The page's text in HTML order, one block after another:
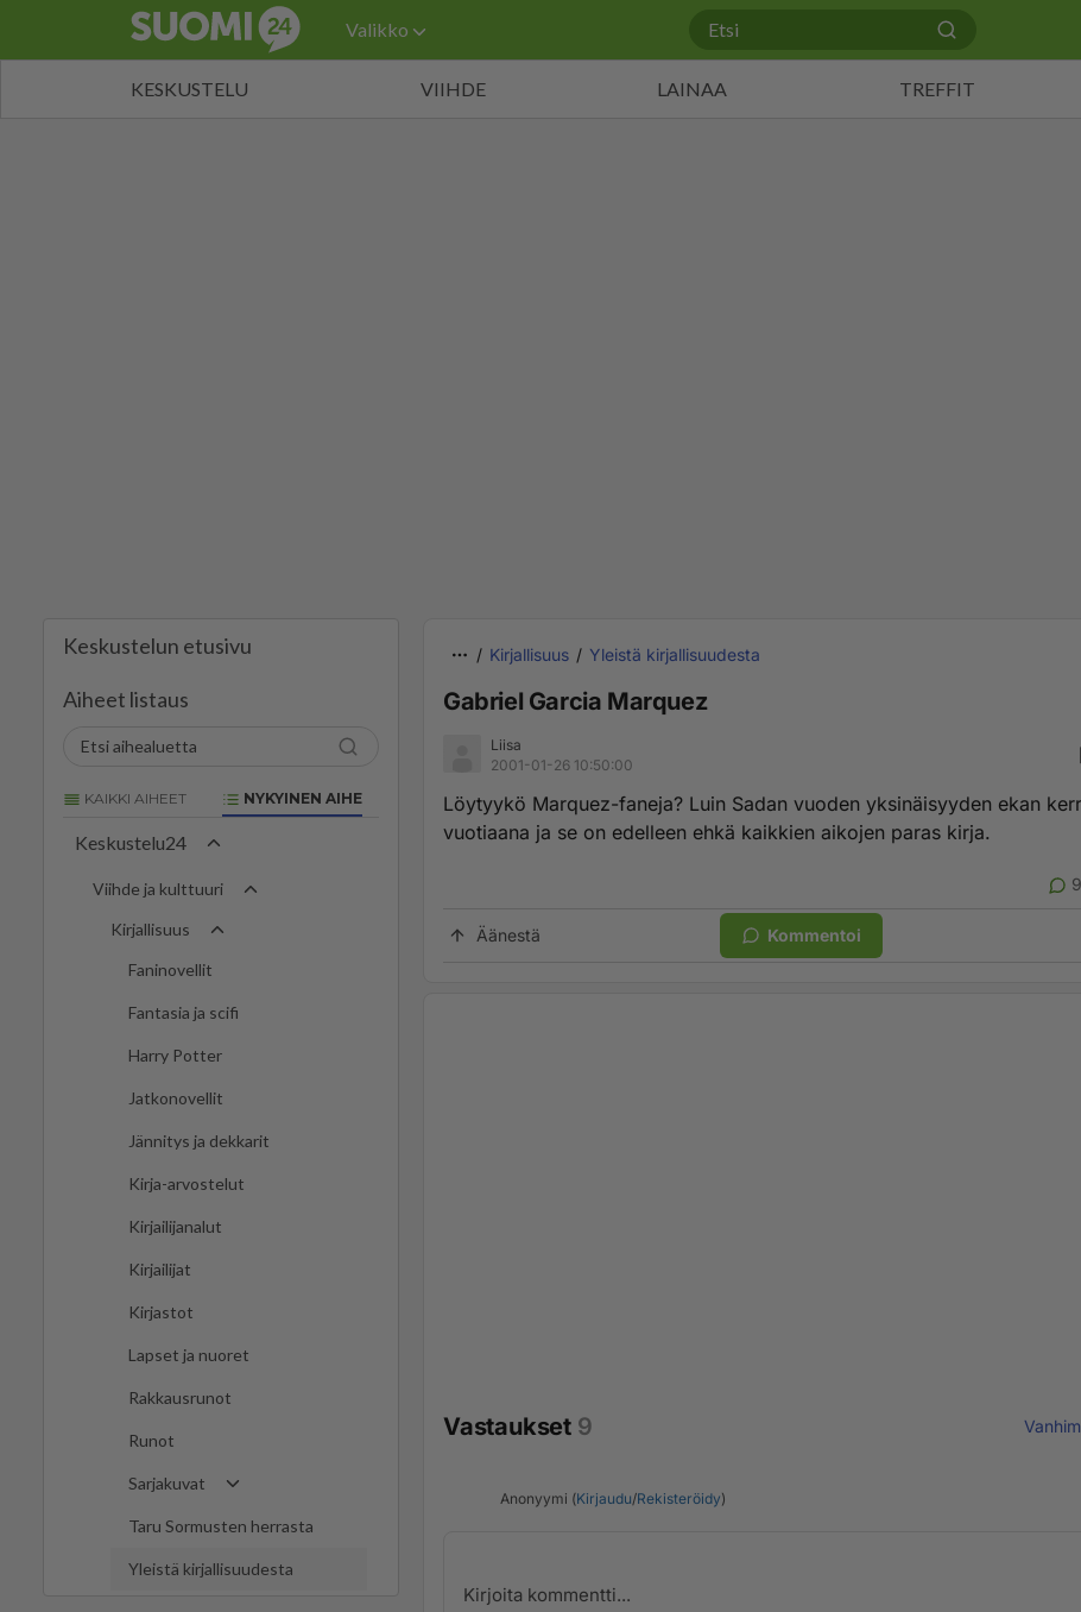
Valikko
KESKUSTELU VIIHDE LAINAA TREFFIT
Keskustelun etusivu
Aiheet listaus
KAIKKI AIHEET NYKYINEN AIHE
Keskustelu24
Viihde ja kulttuuri
Kirjallisuus
Faninovellit
Fantasia ja scifi
Harry Potter
Jatkonovellit
Jännitys ja dekkarit
Kirja-arvostelut
Kirjailijanalut
Kirjailijat
Kirjastot
Lapset ja nuoret
Rakkausrunot
Runot
Sarjakuvat
Taru Sormusten herrasta
Yleistä kirjallisuudesta
Kirjallisuus Yleistä kirjallisuudesta
Gabriel Garcia Marquez
Liisa
2001-01-26 10:50:00
Löytyykö Marquez-faneja? Luin Sadan vuoden yksinäisyyden ekan
vuotiaana ja se on edelleen ehkä kaikkien aikojen paras kirja.
9
Äänestä Kommentoi
Vastaukset 9
Anonyymi (Kirjaudu/Rekisteröidy)